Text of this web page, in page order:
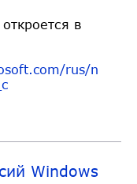
в
rus/n
Windows